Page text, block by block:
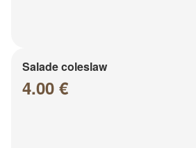
Salade coleslaw
4.00 €